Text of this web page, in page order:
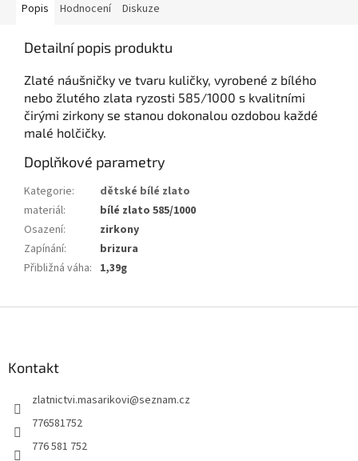
Popis Hodnocení Diskuze
Detailní popis produktu
Zlaté náušničky ve tvaru kuličky, vyrobené z bílého
nebo žlutého zlata ryzosti 585/1000 s kvalitními
čirými zirkony se stanou dokonalou ozdobou každé
malé holčičky.
Doplňkové parametry
Kategorie:
dětské bílé zlato
materiál:
bílé zlato 585/1000
Osazení:
zirkony
Zapínání:
brizura
Přibližná váha: 1,39g
Kontakt
zlatnictvi.masarikovi@seznam.cz
776581752
776 581 752